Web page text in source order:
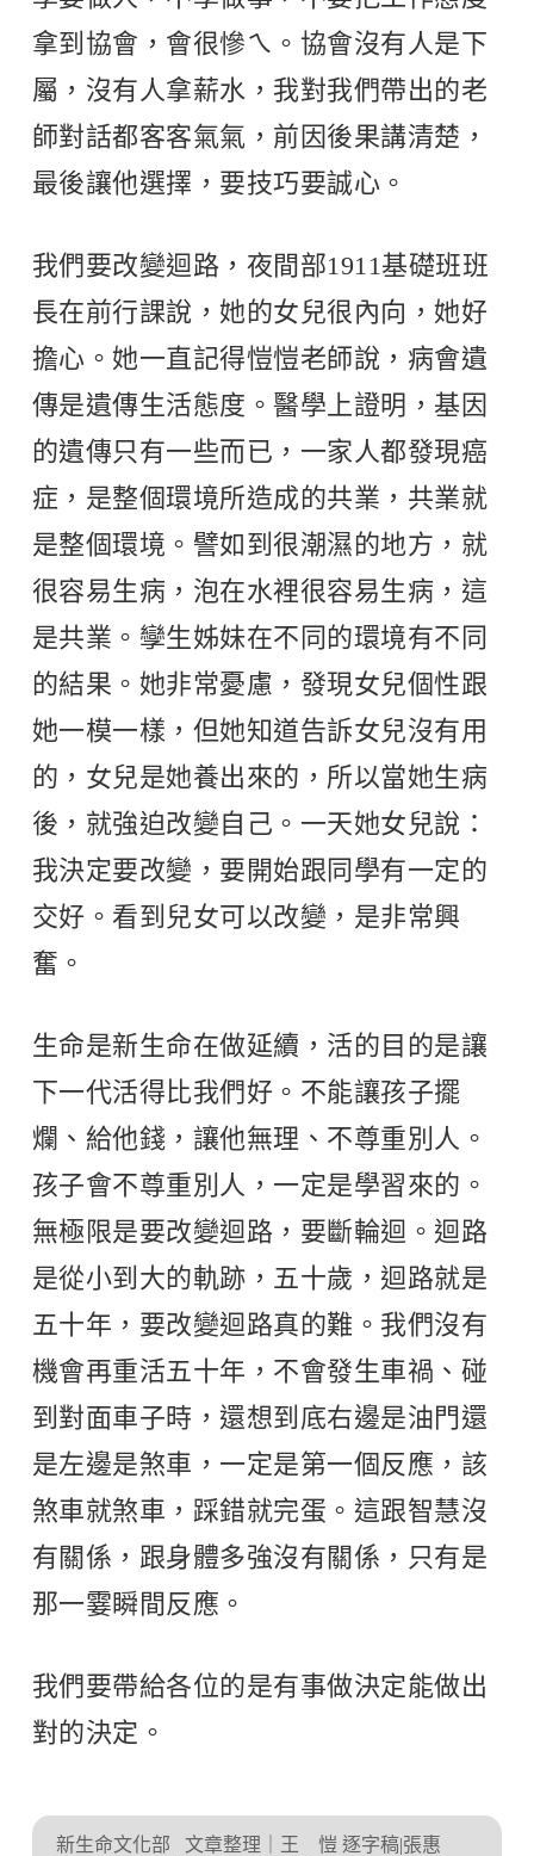
拿到協會，會很慘ㄟ。協會沒有人是下
屬，沒有人拿薪水，我對我們帶出的老
師對話都客客氣氣，前因後果講清楚，
最後讓他選擇，要技巧要誠心。
我們要改變迴路，夜間部1911基礎班班
長在前行課說，她的女兒很內向，她好
擔心。她一直記得愷愷老師說，病會遺
傳是遺傳生活態度。醫學上證明，基因
的遺傳只有一些而已，一家人都發現癌
症，是整個環境所造成的共業，共業就
是整個環境。譬如到很潮濕的地方，就
很容易生病，泡在水裡很容易生病，這
是共業。孿生姊妹在不同的環境有不同
的結果。她非常憂慮，發現女兒個性跟
她一模一樣，但她知道告訴女兒沒有用
的，女兒是她養出來的，所以當她生病
後，就強迫改變自己。一天她女兒說：
我決定要改變，要開始跟同學有一定的
交好。看到兒女可以改變，是非常興
奮。
生命是新生命在做延續，活的目的是讓
下一代活得比我們好。不能讓孩子擺
爛、給他錢，讓他無理、不尊重別人。
孩子會不尊重別人，一定是學習來的。
無極限是要改變迴路，要斷輪迴。迴路
是從小到大的軌跡，五十歲，迴路就是
五十年，要改變迴路真的難。我們沒有
機會再重活五十年，不會發生車禍、碰
到對面車子時，還想到底右邊是油門還
是左邊是煞車，一定是第一個反應，該
煞車就煞車，踩錯就完蛋。這跟智慧沒
有關係，跟身體多強沒有關係，只有是
那一霎瞬間反應。
我們要帶給各位的是有事做決定能做出
對的決定。
新生命文化部
文章整理｜王 愷 逐字稿|張惠